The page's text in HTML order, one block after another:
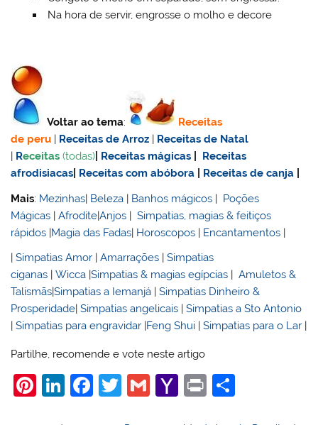
Na hora de servir, engrosse o molho e decore
Voltar ao tema:
Receitas
de peru Receitas de Arroz
Receitas de Natal
Receitas (todas) Receitas mágicas
Receitas
afrodisiacas
Receitas com abóbora Receitas de canja
Mais: Mezinhas| Beleza | Banhos mágicos | Poções
Mágicas |Afrodite|Anjos |Simpatias, magias & feitiços
rápidos |Magia das Fadas| Horoscopos | Encantamentos |
|Simpatias Amor |Amarrações |Simpatias
ciganas |Wicca |Simpatias & magias egípcias |Amuletos &
Talismãs|Simpatias a Iemanjá |Simpatias Dinheiro &
Prosperidade|Simpatias angelicais |Simpatias a Sto Antonio
|Simpatias para engravidar |Feng Shui |Simpatias para o Lar |
Partilhe, recomende e vote neste artigo
Pi Li F
T
G
Y
Pr